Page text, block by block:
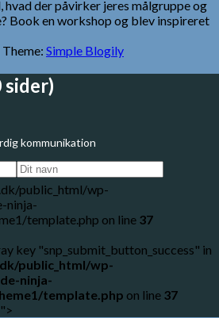
der påvirker jeres målgruppe og
Book en workshop og blev inspireret
Theme: Simple Blogily
sider)
kommunikation
public_html/wp-
ninja-
template.php on line 37
key "snp_submit_button_success" in
public_html/wp-
ninja-
template.php on line 37